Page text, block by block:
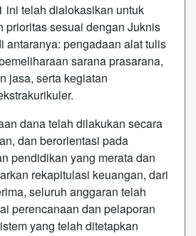
ini telah dialokasikan untuk
prioritas sesuai dengan Juknis
antaranya: pengadaan alat tulis
sarana prasarana,
jasa, serta kegiatan
dana telah dilakukan secara
dan berorientasi pada
pendidikan yang merata dan
rekapitulasi keuangan, dari
seluruh anggaran telah
perencanaan dan pelaporan
yang telah ditetapkan